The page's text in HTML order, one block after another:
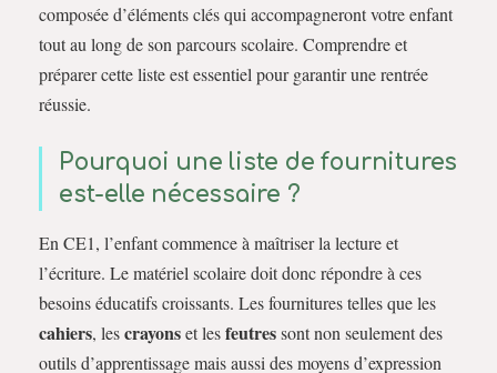
composée d’éléments clés qui accompagneront votre enfant
tout au long de son parcours scolaire. Comprendre et
préparer cette liste est essentiel pour garantir une rentrée
réussie.
Pourquoi une liste de fournitures
est-elle nécessaire ?
En CE1, l’enfant commence à maîtriser la lecture et
l’écriture. Le matériel scolaire doit donc répondre à ces
besoins éducatifs croissants. Les fournitures telles que les
cahiers, lescrayonset lesfeutressont non seulement des
outils d’apprentissage mais aussi des moyens d’expression